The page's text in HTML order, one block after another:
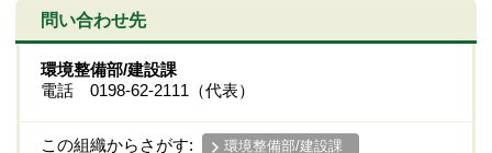
問い合わせ先
環境整備部/建設課
電話 0198-62-2111（代表）
この組織からさがす: 環境整備部/建設課